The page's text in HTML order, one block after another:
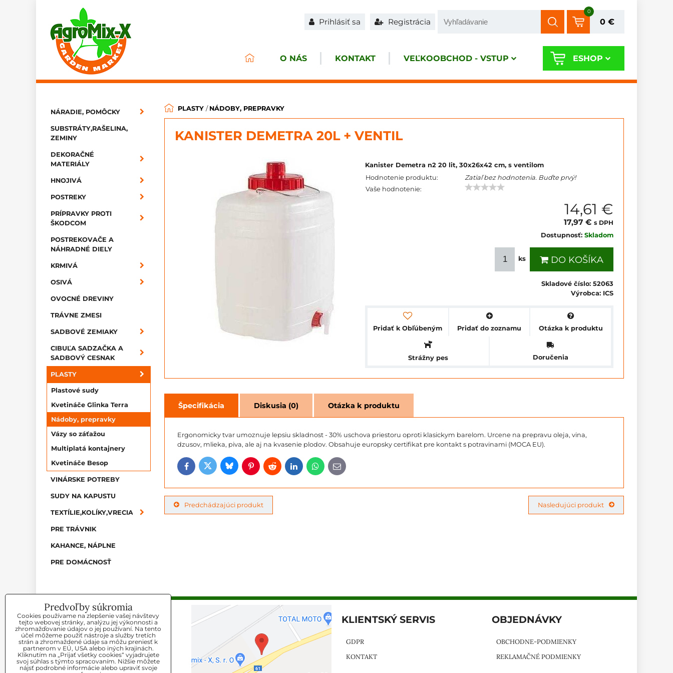
Prihlásiť sa Registrácia
0
0 €
O NÁS KONTAKT VEĽKOOBCHOD - VSTUP ESHOP
PLASTY / NÁDOBY, PREPRAVKY
KANISTER DEMETRA 20L + VENTIL
Kanister Demetra n2 20 lit, 30x26x42 cm, s ventilom
Hodnotenie produktu:
Zatiaľ bez hodnotenia. Buďte prvý!
Vaše hodnotenie:
14,61 €
17,97 € s DPH
Dostupnosť: Skladom
ks DO KOŠÍKA
Skladové číslo: 52063
Výrobca: ICS
Pridať k Obľúbeným Pridať do zoznamu Otázka k produktu
Strážny pes Doručenia
Špecifikácia Diskusia (0) Otázka k produktu
Ergonomicky tvar umoznuje lepsiu skladnost - 30% uschova priestoru oproti klasickym barelom. Urcene na prepravu oleja, vina,
dzusov, mlieka, piva, ale aj na kvasenie plodov. Obsahuje europsky certifikat pre kontakt s potravinami (MOCA EU).
FacebookTwitterBlueskyPinterestRedditLinkedInWhatsApp
E-
mail
Predchádzajúci produkt Nasledujúci produkt
NÁRADIE, POMÔCKY
SUBSTRÁTY,RAŠELINA,
ZEMINY
DEKORAČNÉ
MATERIÁLY
HNOJIVÁ
POSTREKY
PRÍPRAVKY PROTI
ŠKODCOM
POSTREKOVAČE A
NÁHRADNÉ DIELY
KRMIVÁ
OSIVÁ
OVOCNÉ DREVINY
TRÁVNE ZMESI
SADBOVÉ ZEMIAKY
CIBUĽA SADZAČKA A
SADBOVÝ CESNAK
PLASTY
Plastové sudy
Kvetináče Glinka Terra
Nádoby, prepravky
Vázy so záťažou
Multiplatá kontajnery
Kvetináče Besop
VINÁRSKE POTREBY
SUDY NA KAPUSTU
TEXTÍLIE,KOLÍKY,VRECIA
PRE TRÁVNIK
KAHANCE, NÁPLNE
PRE DOMÁCNOSŤ
KONTAKT
Agromix-X s.r.o
Telefón:
+421 948 070443
KLIENTSKÝ SERVIS
GDPR
KONTAKT
OBJEDNÁVKY
OBCHODNE-PODMIENKY
REKLAMAČNÉ PODMIENKY
Predvoľby súkromia
Cookies používame na zlepšenie vašej návštevy
tejto webovej stránky, analýzu jej výkonnosti a
zhromažďovanie údajov o jej používaní. Na tento
účel môžeme použiť nástroje a služby tretích
strán a zhromaždené údaje sa môžu preniesť k
partnerom v EÚ, USA alebo iných krajinách.
Kliknutím na „Prijať všetky cookies“ vyjadrujete
svoj súhlas s týmto spracovaním. Nižšie môžete
nájsť podrobné informácie alebo upraviť svoje